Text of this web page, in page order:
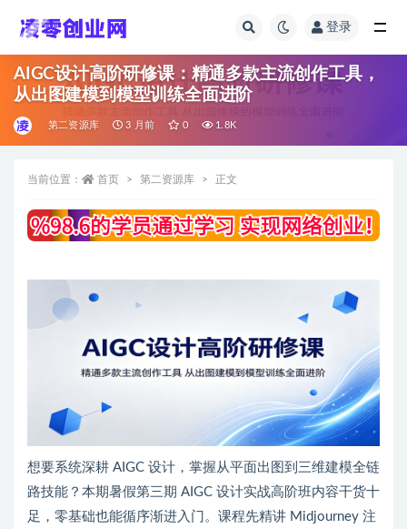
登录
AIGC设计高阶研修课：精通多款主流创作工具，
从出图建模到模型训练全面进阶
第二资源库 3 月前 0 1.8K
当前位置： 首页 第二资源库 正文
想要系统深耕 AIGC 设计，掌握从平面出图到三维建模全链
路技能？本期暑假第三期 AIGC 设计实战高阶班内容干货十
足，零基础也能循序渐进入门。课程先精讲 Midjourney 注